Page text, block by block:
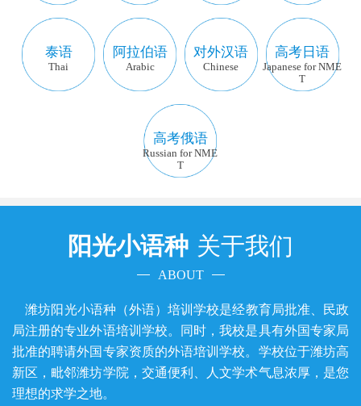
泰语
Thai
阿拉伯语
Arabic
对外汉语
Chinese
高考日语
Japanese for NME
T
高考俄语
Russian for NME
T
阳光小语种 关于我们
ABOUT
潍坊阳光小语种（外语）培训学校是经教育局批准、民政
局注册的专业外语培训学校。同时，我校是具有外国专家局
批准的聘请外国专家资质的外语培训学校。学校位于潍坊高
新区，毗邻潍坊学院，交通便利、人文学术气息浓厚，是您
理想的求学之地。